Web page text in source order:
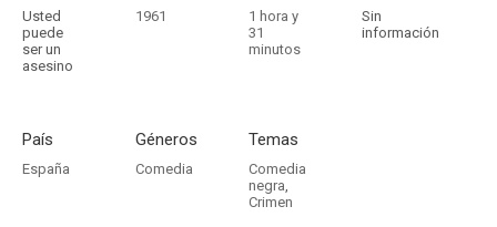
Usted
puede
ser un
asesino
1961
1 hora y
31
minutos
Sin
información
País
España
Géneros
Comedia
Temas
Comedia
negra,
Crimen